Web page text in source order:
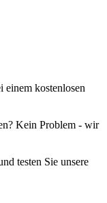
einem kostenlosen
Kein Problem - wir
testen Sie unsere